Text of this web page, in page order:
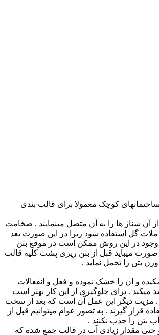
کوچک معمولا برای قالب بندی
آن شناژ ها را به آن متصل مینمایند . ضخامت
آجر چینی از ملات گل استفاده شود زیرا در این صورت بعد
وجود در این روش ممکن است در موقع بتن
میباید قبل از بتن ریزی پشت کلیه قالب
بتن را تحمل نماید .
و ان را خشک نموده و فعل و انفعالات
بتن مجاور خود را فاسد میکند . برای جلوگیری از این کار بهتر است
. مزیت دیگر این عمل آن است که بعد از سخت
قرار گیرند . به تصور عوام میتوانیم قبل از
بتن را جذب نکنند .
و حتی مقدار زیادی آب در قالب جمع شده که